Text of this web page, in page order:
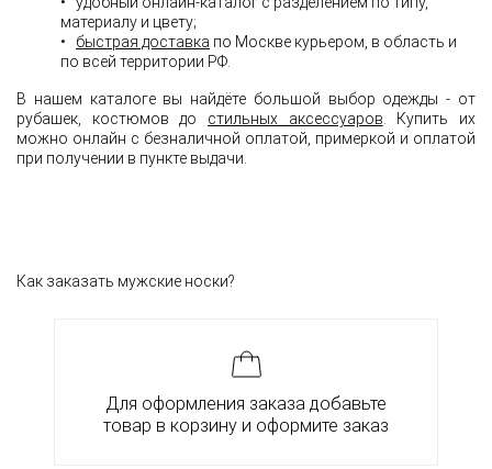
материалу и цвету;
• быстрая доставка по Москве курьером, в область и
по всей территории РФ.
В нашем каталоге вы найдёте большой выбор одежды - от
рубашек, костюмов до стильных аксессуаров . Купить их
можно онлайн с безналичной оплатой, примеркой и оплатой
при получении в пункте выдачи.
Как заказать мужские носки?
Для оформления заказа добавьте
товар в корзину и оформите заказ